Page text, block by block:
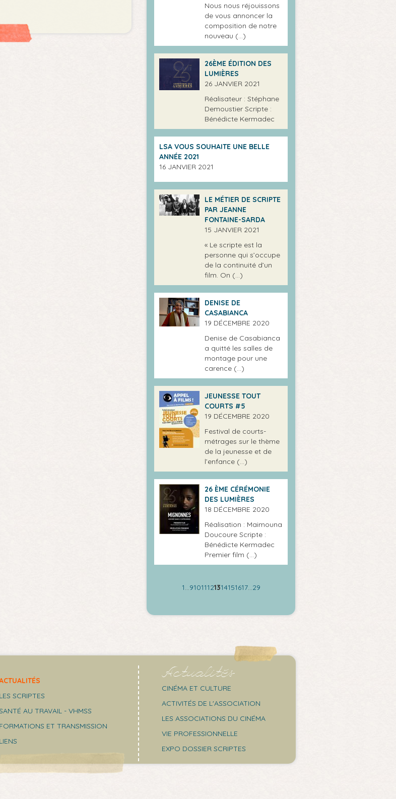
Nous nous réjouissons
de vous annoncer la
composition de notre
nouveau (…)
26ÈME ÉDITION DES
LUMIÈRES
26 JANVIER 2021
Réalisateur : Stéphane
Demoustier Scripte :
Bénédicte Kermadec
LSA VOUS SOUHAITE UNE BELLE
ANNÉE 2021
16 JANVIER 2021
LE MÉTIER DE SCRIPTE
PAR JEANNE
FONTAINE-SARDA
15 JANVIER 2021
« Le scripte est la
personne qui s’occupe
de la continuité d’un
film. On (…)
DENISE DE
CASABIANCA
19 DÉCEMBRE 2020
Denise de Casabianca
a quitté les salles de
montage pour une
carence (…)
JEUNESSE TOUT
COURTS #5
19 DÉCEMBRE 2020
Festival de courts-
métrages sur le thème
de la jeunesse et de
l’enfance (…)
26 ÈME CÉRÉMONIE
DES LUMIÈRES
18 DÉCEMBRE 2020
Réalisation : Maimouna
Doucoure Scripte :
Bénédicte Kermadec
Premier film (…)
1…91011121314151617…29
LES SCRIPTES
AU TRAVAIL - VHMSS
FORMATIONS ET TRANSMISSION
LIENS
Actualités
CINÉMA ET CULTURE
ACTIVITÉS DE L'ASSOCIATION
LES ASSOCIATIONS DU CINÉMA
VIE PROFESSIONNELLE
EXPO DOSSIER SCRIPTES